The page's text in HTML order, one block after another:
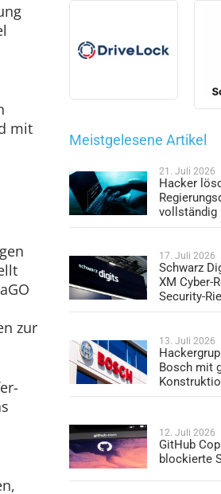
mit
zur
Meistgelesene Artikel
21. Juli 2026
Hacker
vollständig
17. Juli 2026
Schwarz
XM Cyber-
Security-
13. Juli 2026
Bosch mit
12. Juli 2026
GitHub
blockierte